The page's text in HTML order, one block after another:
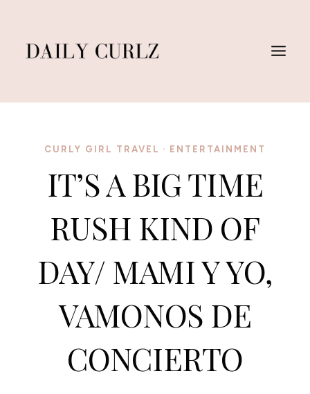
content
CURLY GIRL TRAVEL · ENTERTAINMENT
IT’S A BIG TIME
RUSH KIND OF
DAY/ MAMI Y YO,
VAMONOS DE
CONCIERTO